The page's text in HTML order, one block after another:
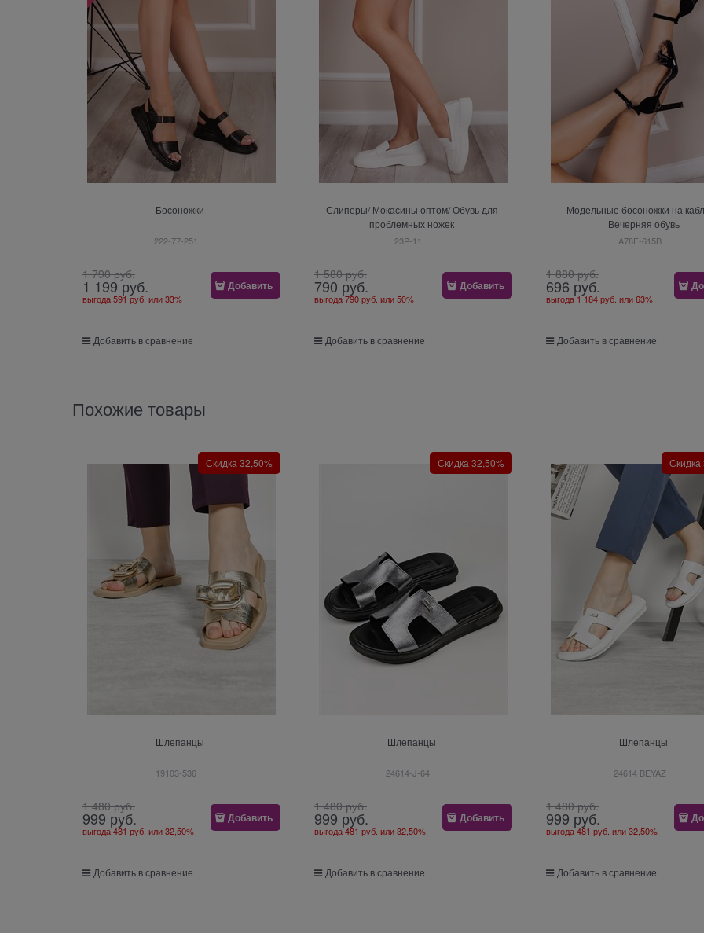
Босоножки
222-77-251
1 790 руб.
1 199 руб.
выгода591 руб. или33%
Добавить
Добавить в сравнение
Слиперы/ Мокасины оптом/ Обувь для
проблемных ножек
23P-11
1 580 руб.
790 руб.
выгода790 руб. или50%
Добавить
Добавить в сравнение
Модельные босоножки на
Вечерняя обувь
A78F-615B
1 880 руб.
696 руб.
выгода1 184 руб. или63%
Добавить в сравнение
Похожие товары
Шлепанцы
19103-536
Скидка 32,50%
1 480 руб.
999 руб.
выгода481 руб. или32,50%
Добавить
Добавить в сравнение
Шлепанцы
24614-J-64
Скидка 32,50%
1 480 руб.
999 руб.
выгода481 руб. или32,50%
Добавить
Добавить в сравнение
Шлепанцы
24614 BEYAZ
Скидка
1 480 руб.
999 руб.
выгода481 руб. или32,50%
Добавить в сравнение